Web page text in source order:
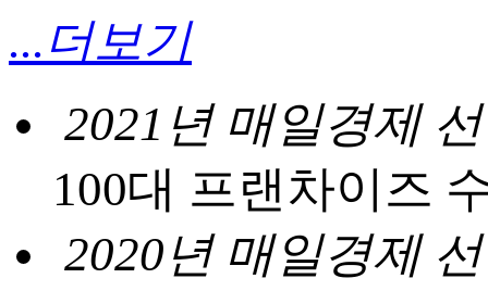
...더보기
2021년 매일경제
100대 프랜차이즈
2020년 매일경제